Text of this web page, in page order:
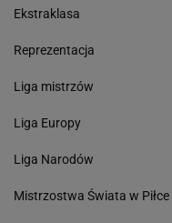
Ekstraklasa
Reprezentacja
Liga mistrzów
Liga Europy
Liga Narodów
Mistrzostwa Świata w Piłce